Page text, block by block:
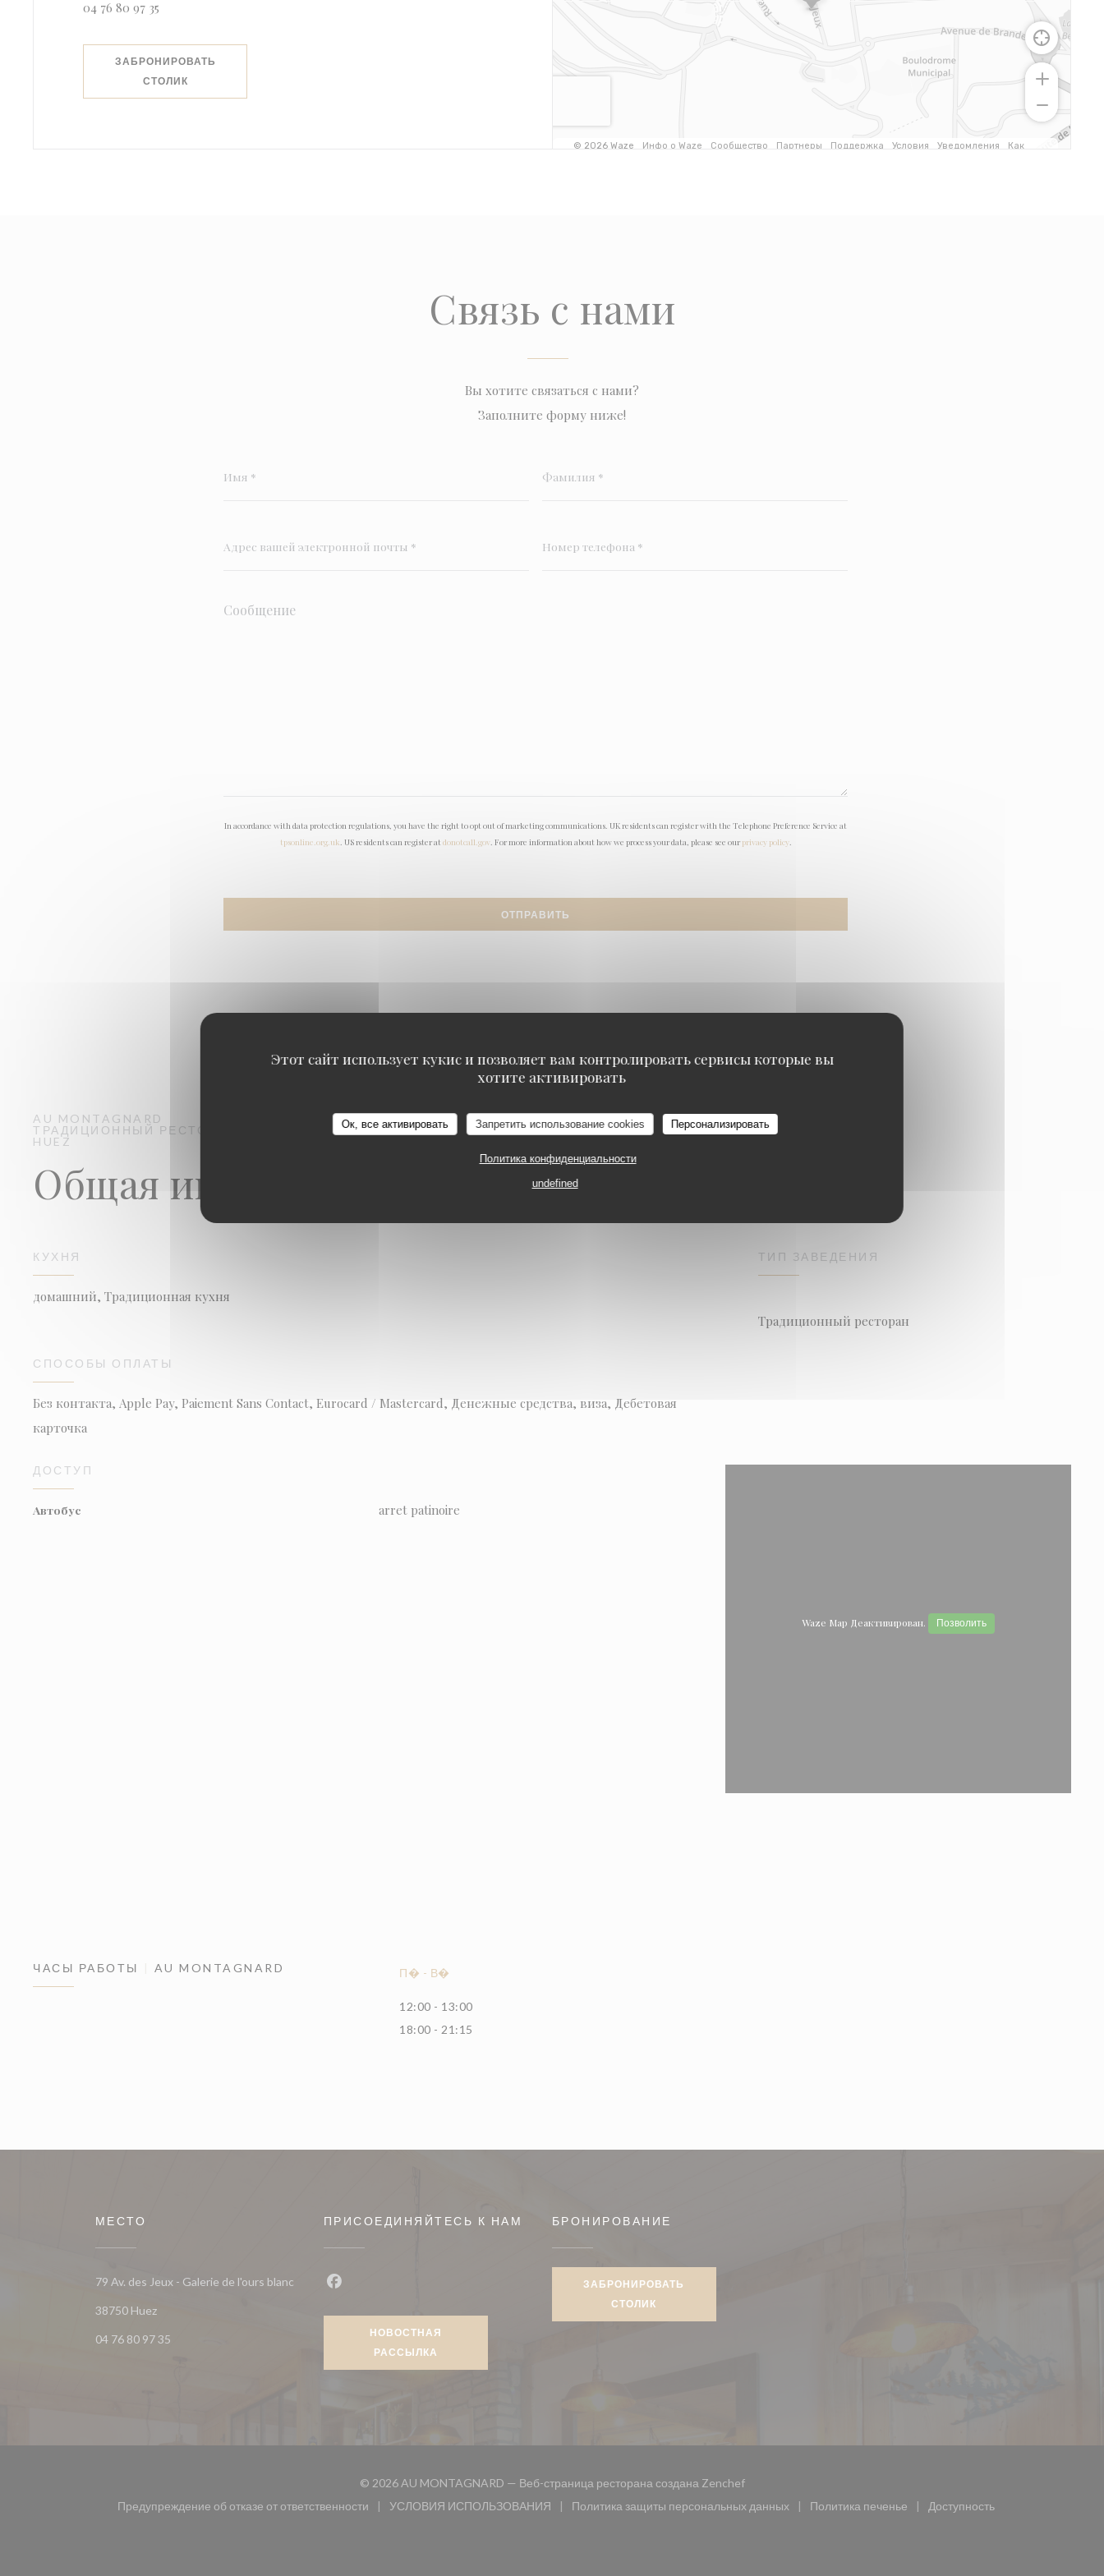
Этот сайт использует кукис и позволяет вам контролировать сервисы которые вы
хотите активировать
Ок, все активировать Запретить использование cookies Персонализировать
Политика конфиденциальности
undefined
04 76 80 97 35
ЗАБРОНИРОВАТЬ
СТОЛИК
Связь с нами
Вы хотите связаться с нами?
Заполните форму ниже!
In accordance with data protection regulations, you have the right to opt out of marketing communications. UK residents can register with the Telephone Preference Service at
tpsonline.org.uk. US residents can register at donotcall.gov. For more information about how we process your data, please see our privacy policy.
AU MONTAGNARD
ТРАДИЦИОННЫЙ РЕСТОРАН
HUEZ
Общая информация
КУХНЯ
домашний, Традиционная кухня
ТИП ЗАВЕДЕНИЯ
Традиционный ресторан
СПОСОБЫ ОПЛАТЫ
Без контакта, Apple Pay, Paiement Sans Contact, Eurocard / Mastercard, Денежные средства, виза, Дебетовая
карточка
ДОСТУП
Автобус arret patinoire
Waze Map Деактивирован. Позволить
ЧАСЫ РАБОТЫ AU MONTAGNARD П� - В�
12:00 - 13:00
18:00 - 21:15
МЕСТО
79 Av. des Jeux - Galerie de l'ours blanc
38750 Huez((открывается в новом окне))
04 76 80 97 35
ПРИСОЕДИНЯЙТЕСЬ К НАМ
НОВОСТНАЯ
РАССЫЛКА
БРОНИРОВАНИЕ
ЗАБРОНИРОВАТЬ
СТОЛИК
© 2026 AU MONTAGNARD — Веб-страница ресторана создана Zenchef((открывается в новом окне))
Предупреждение об отказе от ответственности
((открывается в новом окне))
УСЛОВИЯ ИСПОЛЬЗОВАНИЯ
((открывается в новом окне))
Политика защиты персональных данных
((открывается в новом окне))
Политика печенье
((открывается в новом окне))
Доступность
AU MONTAGNARD